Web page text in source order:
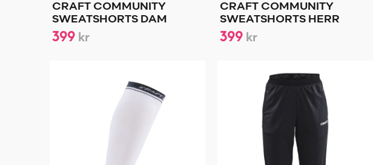
CRAFT COMMUNITY
SWEATSHORTS DAM
399 kr
CRAFT COMMUNITY
SWEATSHORTS HERR
399 kr